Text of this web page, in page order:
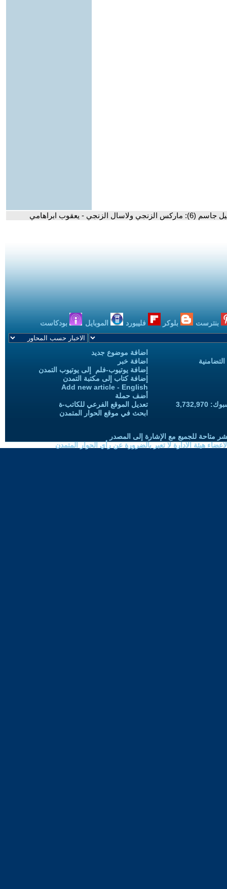
ولاسال الزنجي - يعقوب ابراهامي
بنترست بلوكر فليبورد الموبايل بودكاست
اضافة موضوع جديد
اضافة خبر
إضافة يوتيوب-فلم إلى يوتيوب التمدن
إضافة كتاب إلى مكتبة التمدن
Add new article - English
أضف حملة
تعديل الموقع الفرعي للكاتب-ة
ابحث في موقع الحوار المتمدن
متاحة للجميع مع الإشارة إلى المصدر
هيئة الادارة لا تعبر بالضرورة عن رأي الحوار المتمدن